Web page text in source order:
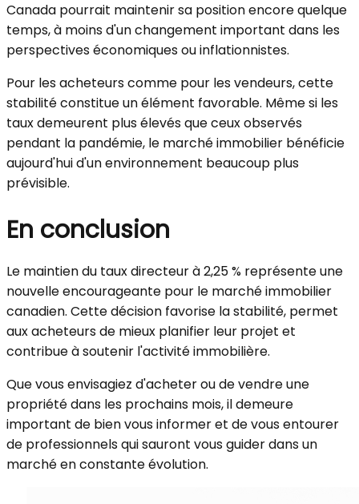
Canada pourrait maintenir sa position encore quelque
temps, à moins d'un changement important dans les
perspectives économiques ou inflationnistes.
Pour les acheteurs comme pour les vendeurs, cette
stabilité constitue un élément favorable. Même si les
taux demeurent plus élevés que ceux observés
pendant la pandémie, le marché immobilier bénéficie
aujourd'hui d'un environnement beaucoup plus
prévisible.
En conclusion
Le maintien du taux directeur à 2,25 % représente une
nouvelle encourageante pour le marché immobilier
canadien. Cette décision favorise la stabilité, permet
aux acheteurs de mieux planifier leur projet et
contribue à soutenir l'activité immobilière.
Que vous envisagiez d'acheter ou de vendre une
propriété dans les prochains mois, il demeure
important de bien vous informer et de vous entourer
de professionnels qui sauront vous guider dans un
marché en constante évolution.